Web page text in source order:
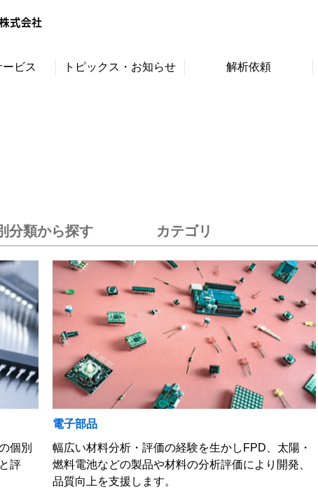
ビス トピックス・お知らせ 解析依頼
分類から探す カテゴリ
個別
評
電子部品
幅広い材料分析・評価の経験を生かしFPD、太陽・
燃料電池などの製品や材料の分析評価により開発、
品質向上を支援します。